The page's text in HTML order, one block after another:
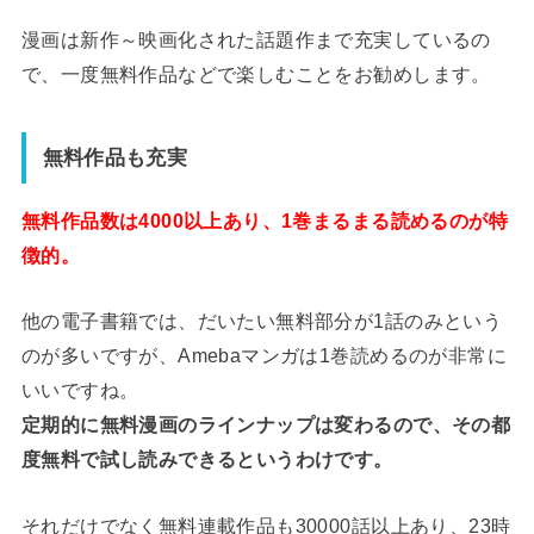
漫画は新作～映画化された話題作まで充実しているの
で、一度無料作品などで楽しむことをお勧めします。
無料作品も充実
無料作品数は4000以上あり、1巻まるまる読めるのが特
徴的。
他の電子書籍では、だいたい無料部分が1話のみという
のが多いですが、Amebaマンガは1巻読めるのが非常に
いいですね。
定期的に無料漫画のラインナップは変わるので、その都
度無料で試し読みできるというわけです。
それだけでなく無料連載作品も30000話以上あり、23時